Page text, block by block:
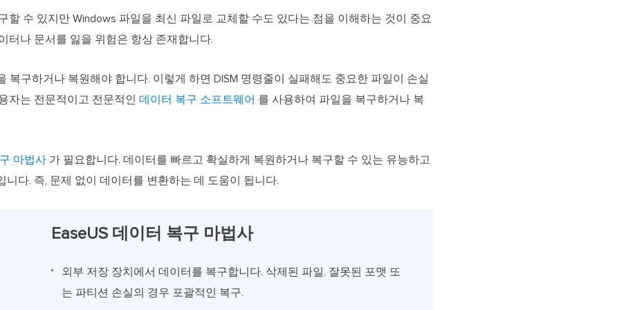
할 수 있지만 Windows 파일을 최신 파일로 교체할 수도 있다는 점을 이해하는 것이 중요
터나 문서를 잃을 위험은 항상 존재합니다.
복구하거나 복원해야 합니다. 이렇게 하면 DISM 명령줄이 실패해도 중요한 파일이 손실
자는 전문적이고 전문적인 데이터 복구 소프트웨어 를 사용하여 파일을 복구하거나 복
마법사 가 필요합니다. 데이터를 빠르고 확실하게 복원하거나 복구할 수 있는 유능하고
니다. 즉, 문제 없이 데이터를 변환하는 데 도움이 됩니다.
EaseUS 데이터 복구 마법사
외부 저장 장치에서 데이터를 복구합니다. 삭제된 파일, 잘못된 포맷 또
는 파티션 손실의 경우 포괄적인 복구.